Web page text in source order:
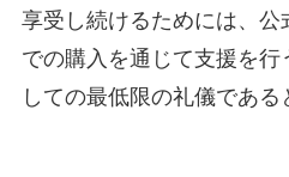
享受し続けるためには、公
での購入を通じて支援を行
しての最低限の礼儀である